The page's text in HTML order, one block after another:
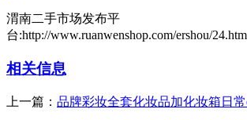
渭南二手市场发布平
台:http://www.ruanwenshop.com/ershou/
相关信息
上一篇： 品牌彩妆全套化妆品加化妆箱日